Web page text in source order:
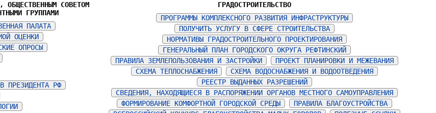
ОБЩЕСТВЕННЫМ СОВЕТОМ
ГРУППАМИ
ПАЛАТА
ОЦЕНКИ
ОПРОСЫ
ПРЕЗИДЕНТА РФ
ГРАДОСТРОИТЕЛЬСТВО
ПРОГРАММЫ КОМПЛЕКСНОГО РАЗВИТИЯ ИНФРАСТРУКТУРЫ
ПОЛУЧИТЬ УСЛУГУ В СФЕРЕ СТРОИТЕЛЬСТВА
НОРМАТИВЫ ГРАДОСТРОИТЕЛЬНОГО ПРОЕКТИРОВАНИЯ
ГЕНЕРАЛЬНЫЙ ПЛАН ГОРОДСКОГО ОКРУГА РЕФТИНСКИЙ
ПРАВИЛА ЗЕМЛЕПОЛЬЗОВАНИЯ И ЗАСТРОЙКИ
ПРОЕКТ ПЛАНИРОВКИ И МЕЖЕВАНИЯ
СХЕМА ТЕПЛОСНАБЖЕНИЯ
СХЕМА ВОДОСНАБЖЕНИЯ И ВОДООТВЕДЕНИЯ
РЕЕСТР ВЫДАННЫХ РАЗРЕШЕНИЙ
СВЕДЕНИЯ, НАХОДЯЩИЕСЯ В РАСПОРЯЖЕНИИ ОРГАНОВ МЕСТНОГО САМОУПРАВЛЕНИЯ
ФОРМИРОВАНИЕ КОМФОРТНОЙ ГОРОДСКОЙ СРЕДЫ
ПРАВИЛА БЛАГОУСТРОЙСТВА